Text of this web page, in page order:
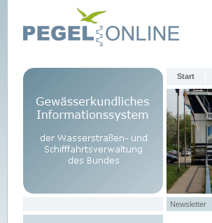
Start
Newsletter